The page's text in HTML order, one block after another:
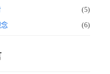
(5)
(6)